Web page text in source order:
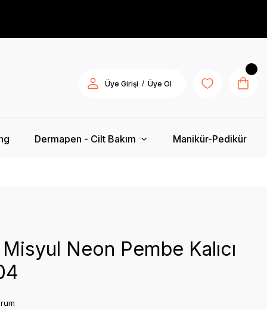
Üye Girişi / Üye Ol
Dermapen - Cilt Bakım Manikür-Pedikür
Neon Pembe Kalıcı